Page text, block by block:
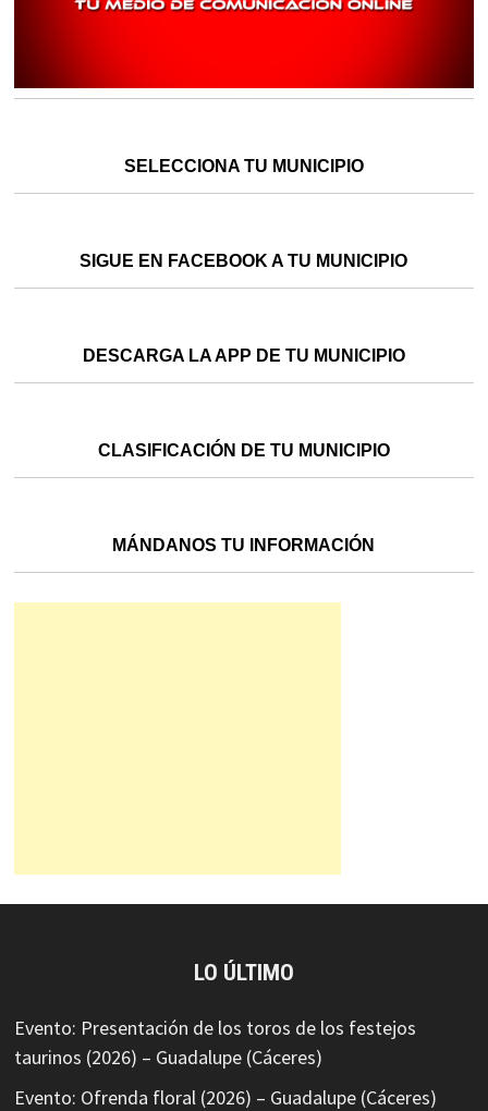
SELECCIONA TU MUNICIPIO
SIGUE EN FACEBOOK A TU MUNICIPIO
DESCARGA LA APP DE TU MUNICIPIO
CLASIFICACIÓN DE TU MUNICIPIO
MÁNDANOS TU INFORMACIÓN
LO ÚLTIMO
Evento: Presentación de los toros de los festejos
taurinos (2026) – Guadalupe (Cáceres)
Evento: Ofrenda floral (2026) – Guadalupe (Cáceres)